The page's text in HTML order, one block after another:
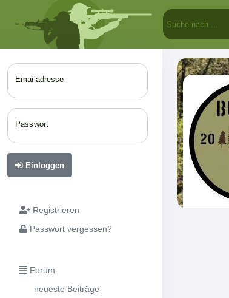
Emailadresse
Passwort
Einloggen
Registrieren
Passwort vergessen?
Forum
neueste Beiträge